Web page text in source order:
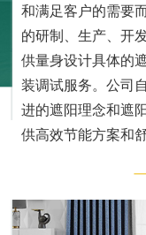
和满足客户的需要
的研制、生产、开
供量身设计具体的
装调试服务。公司
进的遮阳理念和遮
供高效节能方案和